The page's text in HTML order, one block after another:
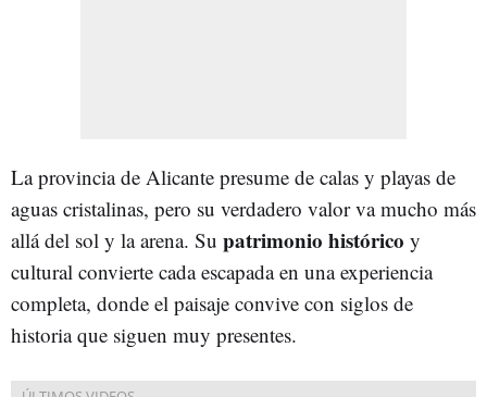
La provincia de Alicante presume de calas y playas de
aguas cristalinas, pero su verdadero valor va mucho más
allá del sol y la arena. Su patrimonio histórico y
cultural convierte cada escapada en una experiencia
completa, donde el paisaje convive con siglos de
historia que siguen muy presentes.